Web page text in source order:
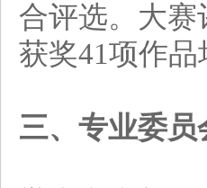
合评选。大赛
获奖41项作
三、专业委员